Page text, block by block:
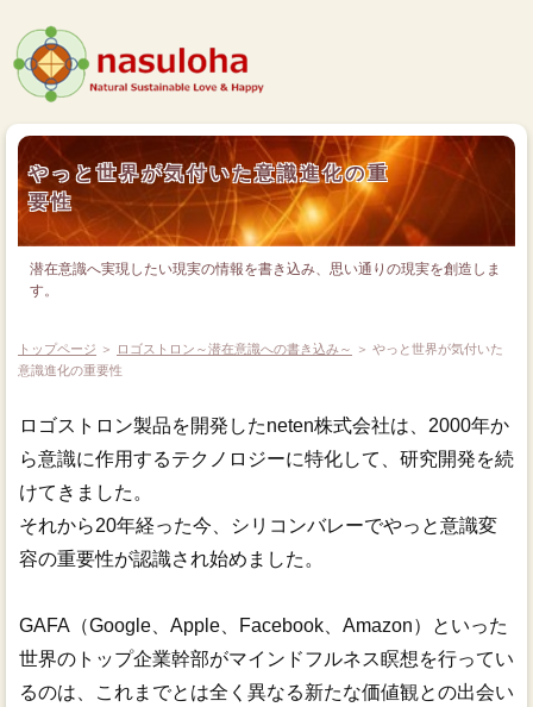
やっと世界が気付いた意識進化の重
要性
潜在意識へ実現したい現実の情報を書き込み、思い通りの現実を創造しま
す。
トップページ ＞ ロゴストロン～潜在意識への書き込み～
＞ やっと世界が気付いた
意識進化の重要性
ロゴストロン製品を開発したneten株式会社は、2000年か
ら意識に作用するテクノロジーに特化して、研究開発を続
けてきました。
それから20年経った今、シリコンバレーでやっと意識変
容の重要性が認識され始めました。
GAFA（Google、Apple、Facebook、Amazon）といった
世界のトップ企業幹部がマインドフルネス瞑想を行ってい
るのは、これまでとは全く異なる新たな価値観との出会い